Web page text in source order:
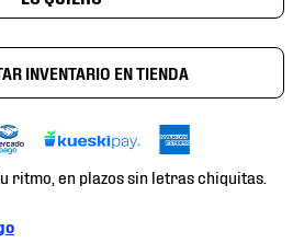
INVENTARIO EN TIENDA